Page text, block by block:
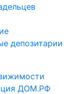
депозитарии
ДОМ.РФ